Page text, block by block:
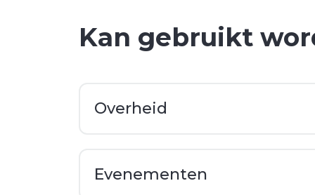
Kan gebruikt
Overheid
Evenementen